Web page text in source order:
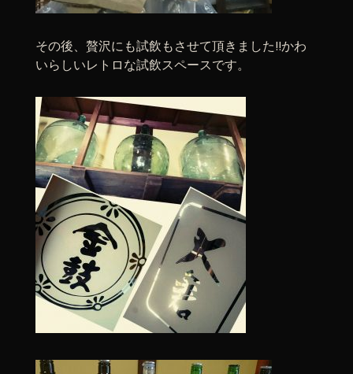
その後、贅沢にも試飲もさせて頂きました!!かわ
いらしいレトロな試飲スペースです。